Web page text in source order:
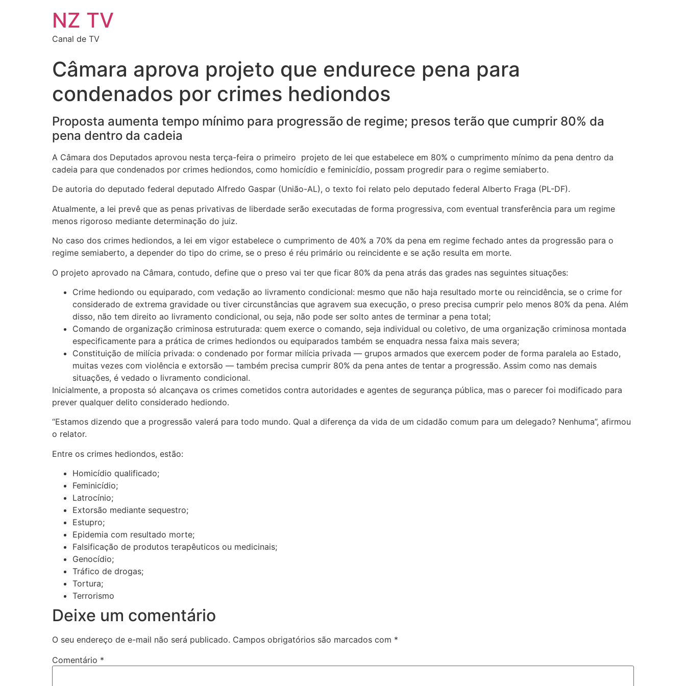
NZ TV
Canal de TV
Câmara aprova projeto que endurece pena para
condenados por crimes hediondos
Proposta aumenta tempo mínimo para progressão de regime; presos terão que cumprir 80% da
pena dentro da cadeia
A Câmara dos Deputados aprovou nesta terça-feira o primeiro projeto de lei que estabelece em 80% o cumprimento mínimo da pena dentro da
cadeia para que condenados por crimes hediondos, como homicídio e feminicídio, possam progredir para o regime semiaberto.
De autoria do deputado federal deputado Alfredo Gaspar (União-AL), o texto foi relato pelo deputado federal Alberto Fraga (PL-DF).
Atualmente, a lei prevê que as penas privativas de liberdade serão executadas de forma progressiva, com eventual transferência para um regime
menos rigoroso mediante determinação do juiz.
No caso dos crimes hediondos, a lei em vigor estabelece o cumprimento de 40% a 70% da pena em regime fechado antes da progressão para o
regime semiaberto, a depender do tipo do crime, se o preso é réu primário ou reincidente e se ação resulta em morte.
O projeto aprovado na Câmara, contudo, define que o preso vai ter que ficar 80% da pena atrás das grades nas seguintes situações:
Crime hediondo ou equiparado, com vedação ao livramento condicional: mesmo que não haja resultado morte ou reincidência, se o crime for
considerado de extrema gravidade ou tiver circunstâncias que agravem sua execução, o preso precisa cumprir pelo menos 80% da pena. Além
disso, não tem direito ao livramento condicional, ou seja, não pode ser solto antes de terminar a pena total;
Comando de organização criminosa estruturada: quem exerce o comando, seja individual ou coletivo, de uma organização criminosa montada
especificamente para a prática de crimes hediondos ou equiparados também se enquadra nessa faixa mais severa;
Constituição de milícia privada: o condenado por formar milícia privada — grupos armados que exercem poder de forma paralela ao Estado,
muitas vezes com violência e extorsão — também precisa cumprir 80% da pena antes de tentar a progressão. Assim como nas demais
situações, é vedado o livramento condicional.
Inicialmente, a proposta só alcançava os crimes cometidos contra autoridades e agentes de segurança pública, mas o parecer foi modificado para
prever qualquer delito considerado hediondo.
“Estamos dizendo que a progressão valerá para todo mundo. Qual a diferença da vida de um cidadão comum para um delegado? Nenhuma”, afirmou
o relator.
Entre os crimes hediondos, estão:
Homicídio qualificado;
Feminicídio;
Latrocínio;
Extorsão mediante sequestro;
Estupro;
Epidemia com resultado morte;
Falsificação de produtos terapêuticos ou medicinais;
Genocídio;
Tráfico de drogas;
Tortura;
Terrorismo
Deixe um comentário
O seu endereço de e-mail não será publicado. Campos obrigatórios são marcados com *
Comentário *